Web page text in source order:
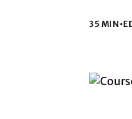
35 MIN•